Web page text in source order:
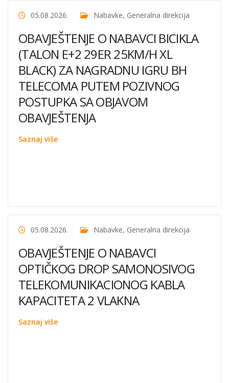
05.08.2026. Nabavke, Generalna direkcija
OBAVJEŠTENJE O NABAVCI BICIKLA
(TALON E+2 29ER 25KM/H XL
BLACK) ZA NAGRADNU IGRU BH
TELECOMA PUTEM POZIVNOG
POSTUPKA SA OBJAVOM
OBAVJEŠTENJA
Saznaj više
05.08.2026. Nabavke, Generalna direkcija
OBAVJEŠTENJE O NABAVCI
OPTIČKOG DROP SAMONOSIVOG
TELEKOMUNIKACIONOG KABLA
KAPACITETA 2 VLAKNA
Saznaj više